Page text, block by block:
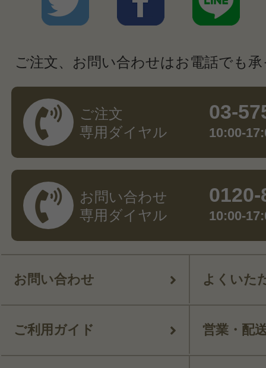
ご注文、お問い合わせはお電話でも
ご注文
専用ダイヤル
03-
10:00-
お問い合わせ
専用ダイヤル
10:00-
お問い合わせ よくいた
ご利用ガイド 営業・配